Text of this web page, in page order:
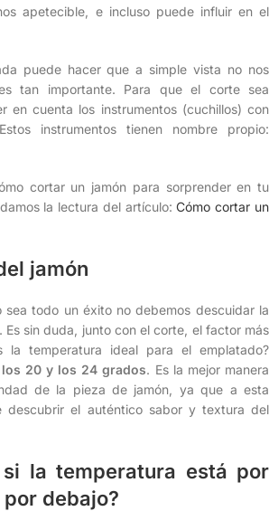
apetecible, e incluso puede influir en el
puede hacer que a simple vista no nos
tan importante. Para que el corte sea
en cuenta los instrumentos (cuchillos) con
instrumentos tienen nombre propio:
cortar un jamón para sorprender en tu
la lectura del artículo:Cómo cortar un
jamón
sea todo un éxito no debemos descuidar la
Es sin duda, junto con el corte, el factor más
la temperatura ideal para el emplatado?
20 y los 24 grados. Es la mejor manera
de la pieza de jamón, ya que a esta
descubrir el auténtico sabor y textura del
si la temperatura está por
debajo?